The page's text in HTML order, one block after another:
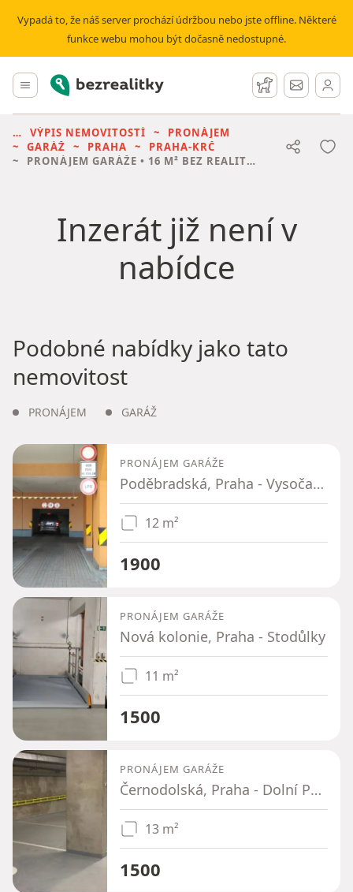
Vypadá to, že náš server prochází údržbou nebo jste offline. Některé
funkce webu mohou být dočasně nedostupné.
Hlavní menu
Bezrealitky Hlídací pes
Zprávy
VÝPIS NEMOVITOSTÍ
PRONÁJEM
GARÁŽ
PRAHA
PRAHA-KRČ
PRONÁJEM GARÁŽE • 16 M² BEZ REALITKY
Inzerát již není v
nabídce
Podobné nabídky jako tato
nemovitost
PRONÁJEM GARÁŽ
PRONÁJEM GARÁŽE
Poděbradská, Praha - Vysočany
12 m²
1900
PRONÁJEM GARÁŽE
Nová kolonie, Praha - Stodůlky
11 m²
1500
PRONÁJEM GARÁŽE
Černodolská, Praha - Dolní Počernice
13 m²
1500